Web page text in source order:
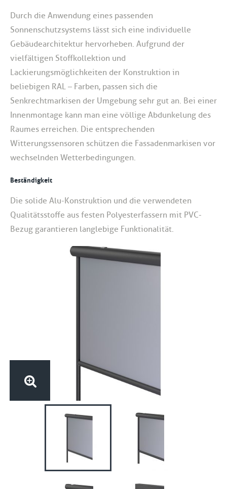
Durch die Anwendung eines passenden
Sonnenschutzsystems lässt sich eine individuelle
Gebäudearchitektur hervorheben. Aufgrund der
vielfältigen Stoffkollektion und
Lackierungsmöglichkeiten der Konstruktion in
beliebigen RAL – Farben, passen sich die
Senkrechtmarkisen der Umgebung sehr gut an. Bei einer
Innenmontage kann man eine völlige Abdunkelung des
Raumes erreichen. Die entsprechenden
Witterungssensoren schützen die Fassadenmarkisen vor
wechselnden Wetterbedingungen.
Beständigkeit
Die solide Alu-Konstruktion und die verwendeten
Qualitätsstoffe aus festen Polyesterfassern mit PVC-
Bezug garantieren langlebige Funktionalität.